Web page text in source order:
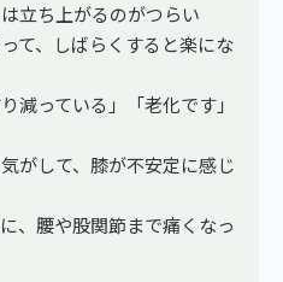
立ち上がるのがつらい
て、しばらくすると楽にな
減っている」「老化です」
がして、膝が不安定に感じ
、腰や股関節まで痛くなっ